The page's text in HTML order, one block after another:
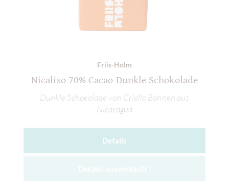
Friis-Holm
Nicaliso 70% Cacao Dunkle Schokolade
Dunkle Schokolade von Criollo Bohnen aus
Nicaragua
Details